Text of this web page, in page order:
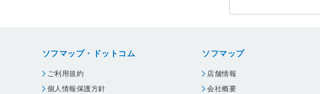
ソフマップ・ドットコム
ご利用規約
個人情報保護方針
ソフマップ
店舗情報
会社概要